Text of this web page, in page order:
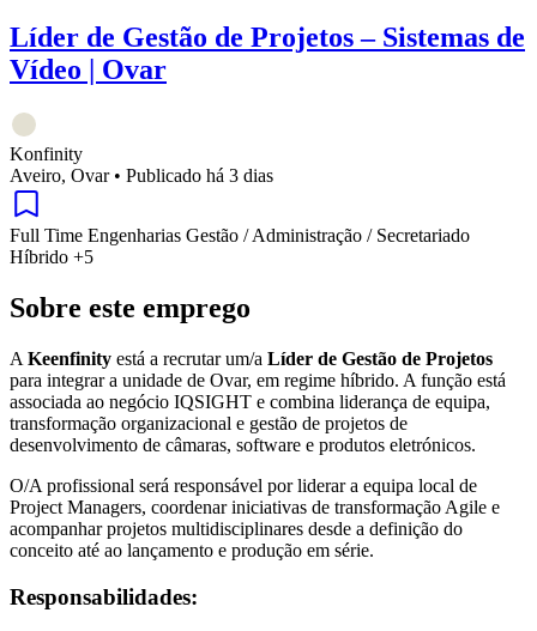
Líder de Gestão de Projetos – Sistemas de
Vídeo | Ovar
Konfinity
Aveiro, Ovar • Publicado há 3 dias
Full Time Engenharias Gestão / Administração / Secretariado
Híbrido +5
Sobre este emprego
A Keenfinity está a recrutar um/a Líder de Gestão de Projetos
para integrar a unidade de Ovar, em regime híbrido. A função está
associada ao negócio IQSIGHT e combina liderança de equipa,
transformação organizacional e gestão de projetos de
desenvolvimento de câmaras, software e produtos eletrónicos.
O/A profissional será responsável por liderar a equipa local de
Project Managers, coordenar iniciativas de transformação Agile e
acompanhar projetos multidisciplinares desde a definição do
conceito até ao lançamento e produção em série.
Responsabilidades: